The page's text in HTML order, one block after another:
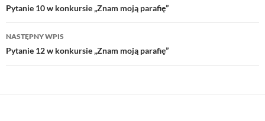
wpisu
Pytanie 10 w konkursie „Znam moją parafię”
NASTĘPNY WPIS
Pytanie 12 w konkursie „Znam moją parafię”